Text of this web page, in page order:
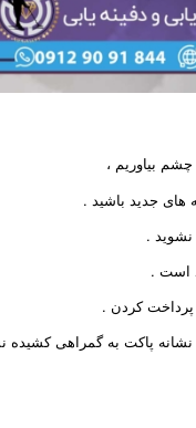
های جدید باشید .
.
است .
پرداخت کردن .
پاکت به گمراهی کشیده